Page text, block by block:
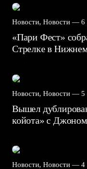
Новости, Новости — 6
«Пари Фест»
Стрелке в
Новости, Новости — 5
Вышел
койота» с
Новости, Новости — 4